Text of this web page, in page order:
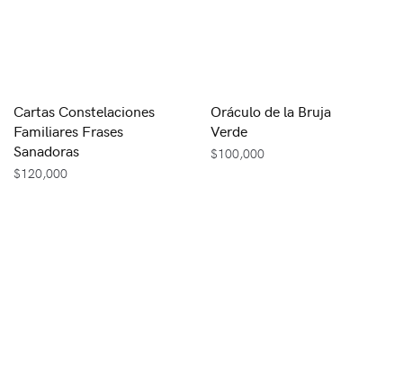
Cartas Constelaciones
Familiares Frases
Sanadoras
$120,000
Oráculo de la Bruja
Verde
$100,000